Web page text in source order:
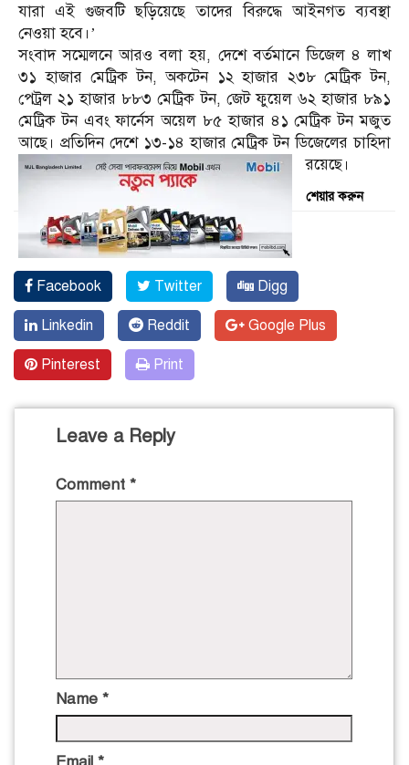
যারা এই গুজবটি ছড়িয়েছে তাদের বিরুদ্ধে আইনগত ব্যবস্থা
নেওয়া হবে।’
সংবাদ সম্মেলনে আরও বলা হয়, দেশে বর্তমানে ডিজেল ৪ লাখ
৩১ হাজার মেট্রিক টন, অকটেন ১২ হাজার ২৩৮ মেট্রিক টন,
পেট্রল ২১ হাজার ৮৮৩ মেট্রিক টন, জেট ফুয়েল ৬২ হাজার ৮৯১
মেট্রিক টন এবং ফার্নেস অয়েল ৮৫ হাজার ৪১ মেট্রিক টন মজুত
আছে। প্রতিদিন দেশে ১৩-১৪ হাজার মেট্রিক টন ডিজেলের চাহিদা
রয়েছে।
শেয়ার করুন
Facebook Twitter Digg
Linkedin Reddit Google Plus
Pinterest Print
Leave a Reply
Comment *
Name *